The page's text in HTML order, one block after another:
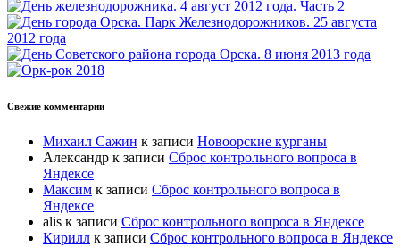
Свежие комментарии
Михаил Сажин к записи Новоорские курганы
Александр к записи Сброс контрольного вопроса в
Яндексе
Максим к записи Сброс контрольного вопроса в
Яндексе
alis к записи Сброс контрольного вопроса в Яндексе
Кирилл к записи Сброс контрольного вопроса в Яндексе